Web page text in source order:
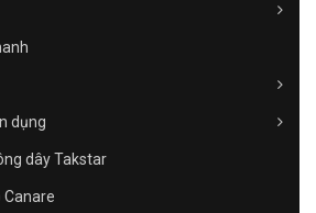
dụng
dây Takstar
Canare